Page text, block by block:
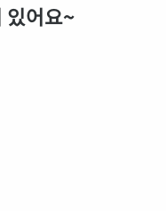
있어요~